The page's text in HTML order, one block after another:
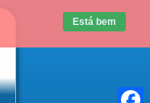
Está bem